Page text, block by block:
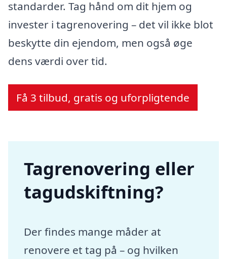
standarder. Tag hånd om dit hjem og
invester i tagrenovering – det vil ikke blot
beskytte din ejendom, men også øge
dens værdi over tid.
Få 3 tilbud, gratis og uforpligtende
Tagrenovering eller
tagudskiftning?
Der findes mange måder at
renovere et tag på – og hvilken